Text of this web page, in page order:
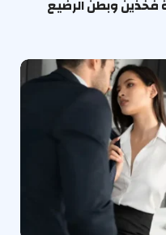
فخذين وبطن الرضيع